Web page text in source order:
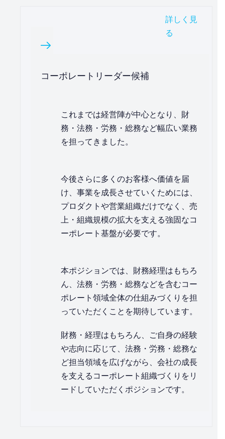
詳しく見
る
コーポレートリーダー候補
これまでは経営陣が中心となり、財
務・法務・労務・総務など幅広い業務
を担ってきました。
今後さらに多くのお客様へ価値を届
け、事業を成長させていくためには、
プロダクトや営業組織だけでなく、売
上・組織規模の拡大を支える強固なコ
ーポレート基盤が必要です。
本ポジションでは、財務経理はもちろ
ん、法務・労務・総務などを含むコー
ポレート領域全体の仕組みづくりを担
っていただくことを期待しています。
財務・経理はもちろん、ご自身の経験
や志向に応じて、法務・労務・総務な
ど担当領域を広げながら、会社の成長
を支えるコーポレート組織づくりをリ
ードしていただくポジションです。